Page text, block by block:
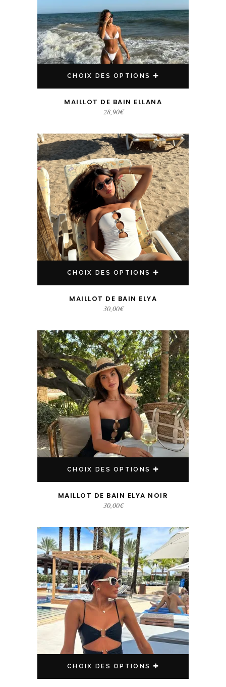
CHOIX DES OPTIONS
MAILLOT DE BAIN ELLANA
28,90€
CHOIX DES OPTIONS
Ce produit a plusieurs variations. Les options peuvent être choisies sur la page du produit
MAILLOT DE BAIN ELYA
30,00€
CHOIX DES OPTIONS
Ce produit a plusieurs variations. Les options peuvent être choisies sur la page du produit
MAILLOT DE BAIN ELYA NOIR
30,00€
CHOIX DES OPTIONS
Ce produit a plusieurs variations. Les options peuvent être choisies sur la page du produit